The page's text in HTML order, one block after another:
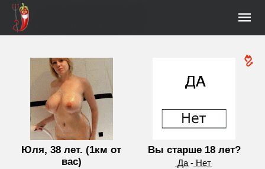
Юля, 38 лет. (1км от
вас)
Вы старше 18 лет?
͟Д͟а - ͟Н͟е͟т